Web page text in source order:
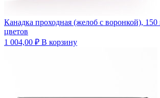
Канадка проходная (желоб с воронкой),
цветов
1 004,00 ₽ В корзину